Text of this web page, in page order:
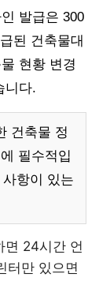
발급은 300
된 건축물대
현황 변경
니다.
건축물 정
필수적입
항이 있는
면 24시간 언
터만 있으면